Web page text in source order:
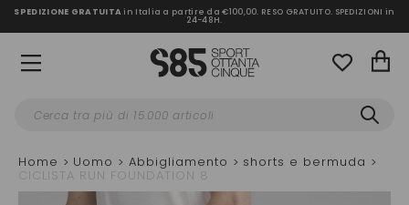
SPEDIZIONE GRATUITAin Italia a partire da €100,00. RESO GRATUITO. SPEDIZIONI in
24-48H.
Home Uomo Abbigliamento shorts e bermuda
CICLISTA RUN FOUNDATION 8